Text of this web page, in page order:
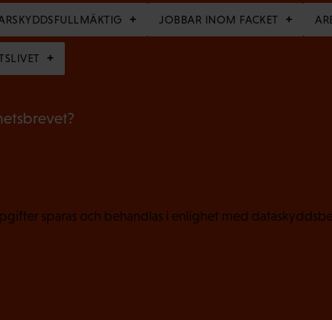
t
JOBBAR INOM FACKET
sparas och behandlas i enlighet med